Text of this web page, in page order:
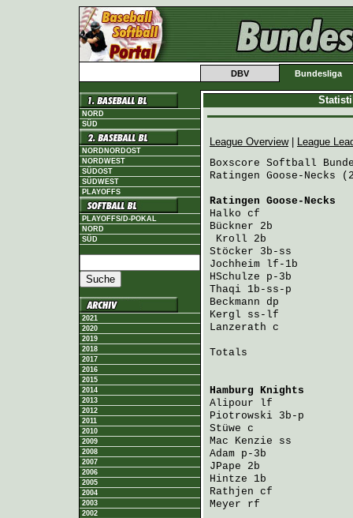
DBV Bundesliga
NORD
SÜD
NORDNORDOST
NORDWEST
SÜDOST
SÜDWEST
PLAYOFFS
PLAYOFFS/D-POKAL
NORD
SÜD
2021
2020
2019
2018
2017
2016
2015
2014
2013
2012
2011
2010
2009
2008
2007
2006
2005
2004
2003
2002
League Overview|
League
Boxscore Softball
Ratingen Goose-Necks
Ratingen Goose-Necks
Halko cf
Bückner 2b
Kroll 2b
Stöcker 3b-ss
Jochheim lf-1b
HSchulze p-3b
Thaqi 1b-ss-p
Beckmann dp
Kergl ss-lf
Lanzerath c
Totals
Hamburg Knights
Alipour lf
Piotrowski 3b-p
Stüwe c
Mac Kenzie ss
Adam p-3b
JPape 2b
Hintze 1b
Rathjen cf
Meyer rf